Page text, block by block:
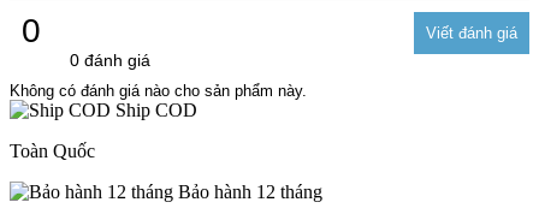
0
0 đánh giá
Không có đánh giá nào cho sản phẩm này.
Ship COD
Toàn Quốc
Bảo hành 12 tháng